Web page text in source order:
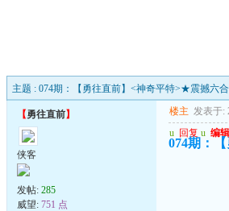
主题 : 074期：【勇往直前】<神奇平特>★震撼六合
【勇往直前】
侠客
发帖: 285
威望: 751 点
楼主 发表于:
u 回复 u 编辑
074期：